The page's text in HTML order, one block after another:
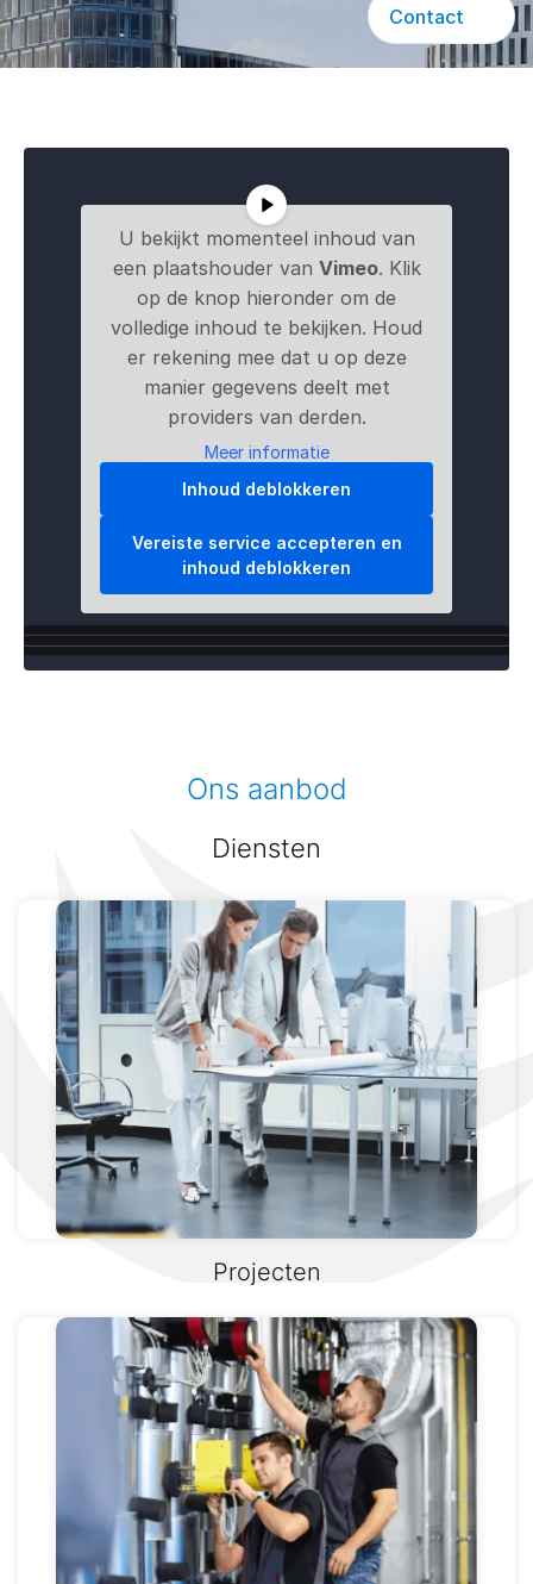
Contact
U bekijkt momenteel inhoud van
een plaatshouder van Vimeo. Klik
op de knop hieronder om de
volledige inhoud te bekijken. Houd
er rekening mee dat u op deze
manier gegevens deelt met
providers van derden.
Meer informatie
Inhoud deblokkeren
Vereiste service accepteren en
inhoud deblokkeren
Ons aanbod
Diensten
Projecten